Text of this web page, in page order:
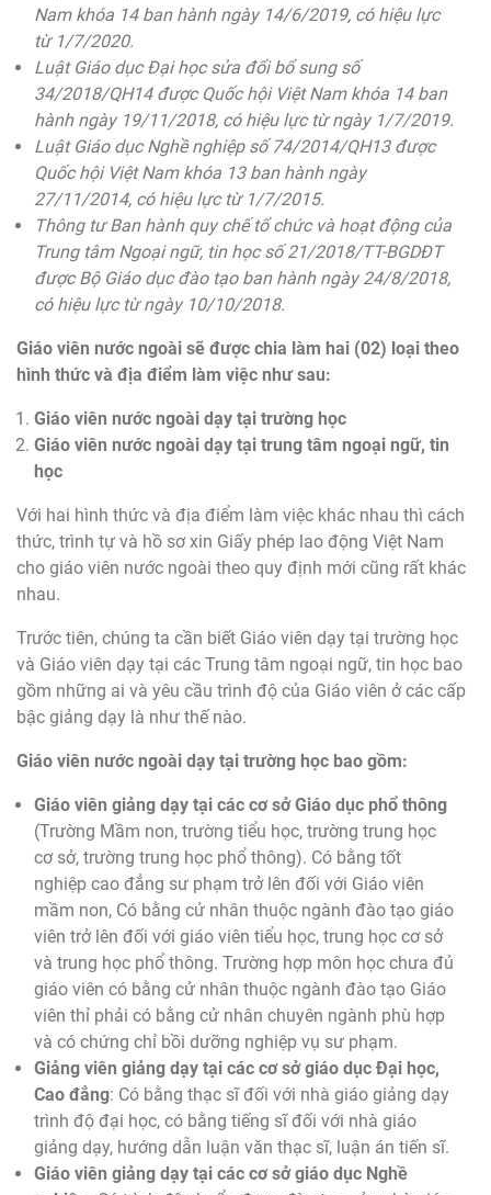
Nam khóa 14 ban hành ngày 14/6/2019, có hiệu lực
từ 1/7/2020.
Luật Giáo dục Đại học sửa đổi bổ sung số
34/2018/QH14 được Quốc hội Việt Nam khóa 14 ban
hành ngày 19/11/2018, có hiệu lực từ ngày 1/7/2019.
Luật Giáo dục Nghề nghiệp số 74/2014/QH13 được
Quốc hội Việt Nam khóa 13 ban hành ngày
27/11/2014, có hiệu lực từ 1/7/2015.
Thông tư Ban hành quy chế tổ chức và hoạt động của
Trung tâm Ngoại ngữ, tin học số 21/2018/TT-BGDĐT
được Bộ Giáo dục đào tạo ban hành ngày 24/8/2018,
có hiệu lực từ ngày 10/10/2018.
Giáo viên nước ngoài sẽ được chia làm hai (02) loại theo
hình thức và địa điểm làm việc như sau:
Giáo viên nước ngoài dạy tại trường học
Giáo viên nước ngoài dạy tại trung tâm ngoại ngữ, tin
học
Với hai hình thức và địa điểm làm việc khác nhau thì cách
thức, trình tự và hồ sơ xin Giấy phép lao động Việt Nam
cho giáo viên nước ngoài theo quy định mới cũng rất khác
nhau.
Trước tiên, chúng ta cần biết Giáo viên dạy tại trường học
và Giáo viên dạy tại các Trung tâm ngoại ngữ, tin học bao
gồm những ai và yêu cầu trình độ của Giáo viên ở các cấp
bậc giảng dạy là như thế nào.
Giáo viên nước ngoài dạy tại trường học bao gồm:
Giáo viên giảng dạy tại các cơ sở Giáo dục phổ thông
(Trường Mầm non, trường tiểu học, trường trung học
cơ sở, trường trung học phổ thông). Có bằng tốt
nghiệp cao đẳng sư phạm trở lên đối với Giáo viên
mầm non, Có bằng cử nhân thuộc ngành đào tạo giáo
viên trở lên đối với giáo viên tiểu học, trung học cơ sở
và trung học phổ thông. Trường hợp môn học chưa đủ
giáo viên có bằng cử nhân thuộc ngành đào tạo Giáo
viên thỉ phải có bằng cử nhân chuyên ngành phù hợp
và có chứng chỉ bồi dưỡng nghiệp vụ sư phạm.
Giảng viên giảng dạy tại các cơ sở giáo dục Đại học,
Cao đẳng: Có bằng thạc sĩ đối với nhà giáo giảng dạy
trình độ đại học, có bằng tiếng sĩ đối với nhà giáo
giảng dạy, hướng dẫn luận văn thạc sĩ, luận án tiến sĩ.
Giáo viên giảng dạy tại các cơ sở giáo dục Nghề